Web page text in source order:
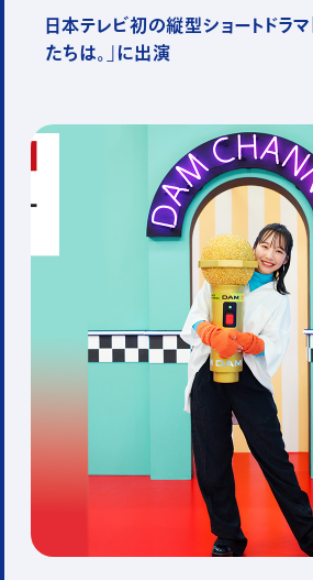
日本テレビ初の縦型ショートドラ
たちは。」に出演